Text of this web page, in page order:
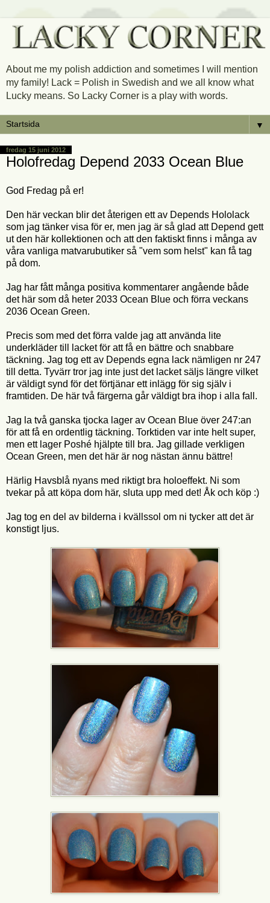
About me my polish addiction and sometimes I will mention
my family! Lack = Polish in Swedish and we all know what
Lucky means. So Lacky Corner is a play with words.
▼
fredag 15 juni 2012
Holofredag Depend 2033 Ocean Blue
God Fredag på er!
Den här veckan blir det återigen ett av Depends Hololack
som jag tänker visa för er, men jag är så glad att Depend gett
ut den här kollektionen och att den faktiskt finns i många av
våra vanliga matvarubutiker så "vem som helst" kan få tag
på dom.
Jag har fått många positiva kommentarer angående både
det här som då heter 2033 Ocean Blue och förra veckans
2036 Ocean Green.
Precis som med det förra valde jag att använda lite
underkläder till lacket för att få en bättre och snabbare
täckning. Jag tog ett av Depends egna lack nämligen nr 247
till detta. Tyvärr tror jag inte just det lacket säljs längre vilket
är väldigt synd för det förtjänar ett inlägg för sig själv i
framtiden. De här två färgerna går väldigt bra ihop i alla fall.
Jag la två ganska tjocka lager av Ocean Blue över 247:an
för att få en ordentlig täckning. Torktiden var inte helt super,
men ett lager Poshé hjälpte till bra. Jag gillade verkligen
Ocean Green, men det här är nog nästan ännu bättre!
Härlig Havsblå nyans med riktigt bra holoeffekt. Ni som
tvekar på att köpa dom här, sluta upp med det! Åk och köp :)
Jag tog en del av bilderna i kvällssol om ni tycker att det är
konstigt ljus.